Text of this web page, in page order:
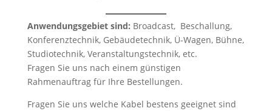
Anwendungsgebiet sind: Broadcast, Beschallung,
Konferenztechnik, Gebäudetechnik, Ü-Wagen, Bühne,
Studiotechnik, Veranstaltungstechnik, etc.
Fragen Sie uns nach einem günstigen
Rahmenauftrag für Ihre Bestellungen.
Fragen Sie uns welche Kabel bestens geeignet sind